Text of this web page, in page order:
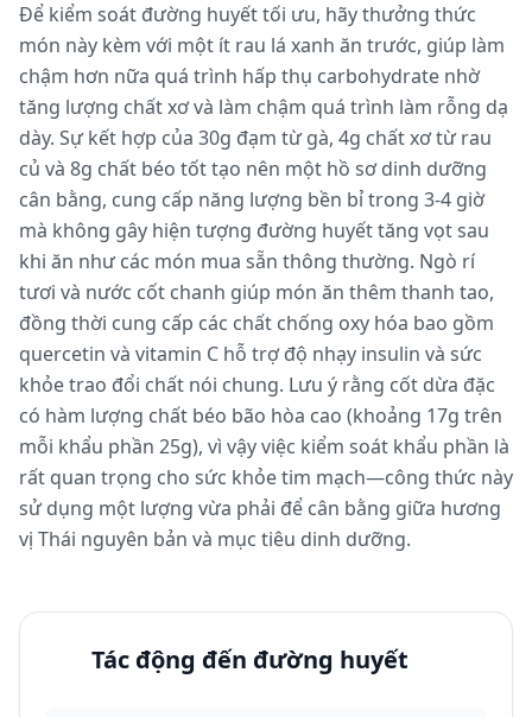
Để kiểm soát đường huyết tối ưu, hãy thưởng thức
món này kèm với một ít rau lá xanh ăn trước, giúp làm
chậm hơn nữa quá trình hấp thụ carbohydrate nhờ
tăng lượng chất xơ và làm chậm quá trình làm rỗng dạ
dày. Sự kết hợp của 30g đạm từ gà, 4g chất xơ từ rau
củ và 8g chất béo tốt tạo nên một hồ sơ dinh dưỡng
cân bằng, cung cấp năng lượng bền bỉ trong 3-4 giờ
mà không gây hiện tượng đường huyết tăng vọt sau
khi ăn như các món mua sẵn thông thường. Ngò rí
tươi và nước cốt chanh giúp món ăn thêm thanh tao,
đồng thời cung cấp các chất chống oxy hóa bao gồm
quercetin và vitamin C hỗ trợ độ nhạy insulin và sức
khỏe trao đổi chất nói chung. Lưu ý rằng cốt dừa đặc
có hàm lượng chất béo bão hòa cao (khoảng 17g trên
mỗi khẩu phần 25g), vì vậy việc kiểm soát khẩu phần là
rất quan trọng cho sức khỏe tim mạch—công thức này
sử dụng một lượng vừa phải để cân bằng giữa hương
vị Thái nguyên bản và mục tiêu dinh dưỡng.
Tác động đến đường huyết